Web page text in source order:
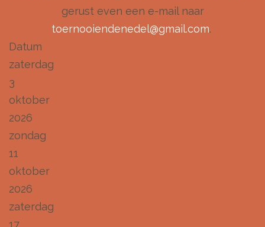
gerust even een e-mail naar
toernooiendenedel@gmail.com.
Datum
zaterdag
3
oktober
2026
zondag
11
oktober
2026
zaterdag
17